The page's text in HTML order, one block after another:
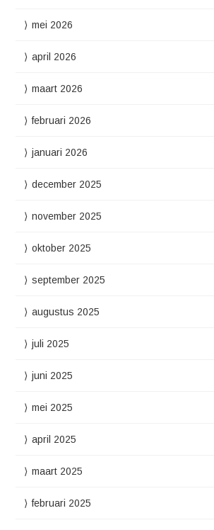
mei 2026
april 2026
maart 2026
februari 2026
januari 2026
december 2025
november 2025
oktober 2025
september 2025
augustus 2025
juli 2025
juni 2025
mei 2025
april 2025
maart 2025
februari 2025